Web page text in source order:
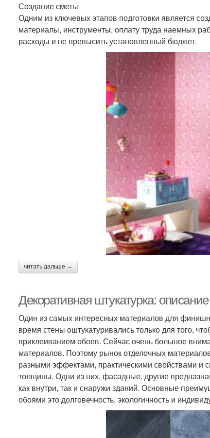
Создание сметы
Одним из ключевых этапов подготовки является
материалы, инструменты, оплату труда наемных
расходы и не превысить установленный бюджет.
читать дальше →
Декоративная штукатурка:
Один из самых интересных материалов для
время стены оштукатуривались только для того,
приклеиванием обоев. Сейчас очень большое
материалов. Поэтому рынок отделочных
разными эффектами, практическими свойствами и
толщины. Одни из них, фасадные, другие
как внутри, так и снаружи зданий. Основные
обоями это долговечность, экологичность и